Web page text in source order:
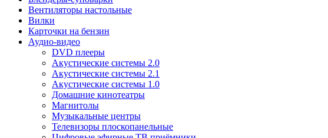
Вентиляторы настольные
Вилки
Карточки на бензин
Аудио-видео
DVD плееры
Акустические системы 2.0
Акустические системы 2.1
Акустические системы 1.0
Домашние кинотеатры
Магнитолы
Музыкальные центры
Телевизоры плоскопанельные